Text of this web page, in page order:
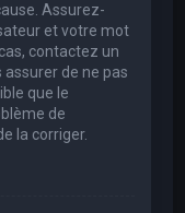
Assurez-
et votre mot
contactez un
de ne pas
que le
de
la corriger.